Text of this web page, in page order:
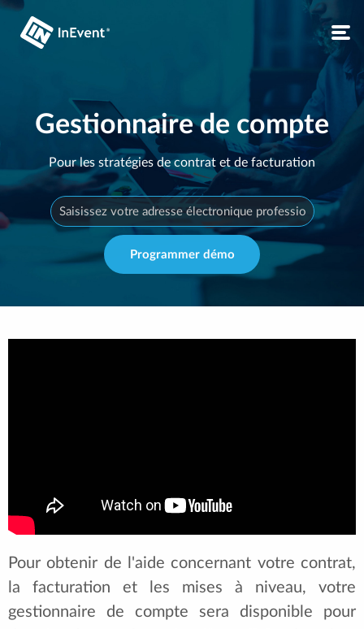
Gestionnaire de compte
Pour les stratégies de contrat et de facturation
Programmer démo
Pour obtenir de l'aide concernant votre contrat,
la facturation et les mises à niveau, votre
gestionnaire de compte sera disponible pour